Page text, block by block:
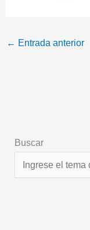
← Entrada anterior
Buscar